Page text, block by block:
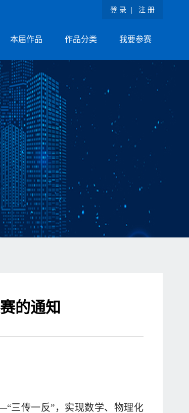
登 录 | 注 册
本届作品 作品分类 我要参赛
的通知
三传一反”，实现数学、物理化